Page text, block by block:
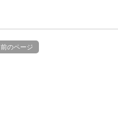
前のページ